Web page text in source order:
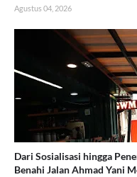
Agustus 04, 2026
Dari Sosialisasi hingga
Benahi Jalan Ahmad Yani